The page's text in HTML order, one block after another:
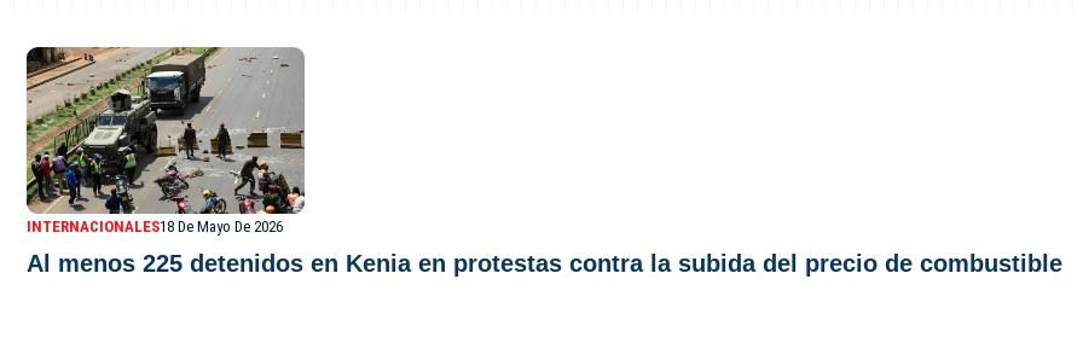
INTERNACIONALES18 De Mayo De 2026
Al menos 225 detenidos en Kenia en protestas contra la subida del precio de combustible